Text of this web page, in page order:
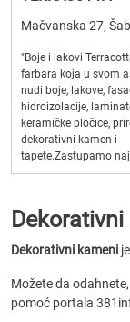
Mačvanska 27,
"Boje i lakovi
farbara koja u svom
nudi boje, lakove,
hidroizolacije,
keramičke pločice,
dekorativni kamen i
tapete.Zastupamo
Dekorativni kameni
Možete da
pomoć portala